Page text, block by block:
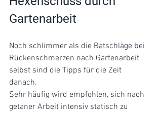
Gartenarbeit
Noch schlimmer als die Ratschläge bei
Rückenschmerzen nach Gartenarbeit
selbst sind die Tipps für die Zeit
danach.
Sehr häufig wird empfohlen, sich nach
getaner Arbeit intensiv statisch zu